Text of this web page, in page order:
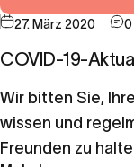
27. März 2020 0
COVID-19-
Wir bitten Sie,
wissen und
Freunden zu